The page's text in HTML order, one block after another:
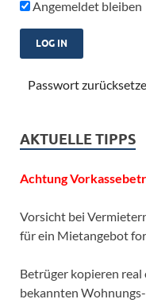
Angemeldet bleiben
Passwort
AKTUELLE TIPPS
Achtung
Vorsicht bei
für ein Mietangebot
Betrüger kopieren
bekannten